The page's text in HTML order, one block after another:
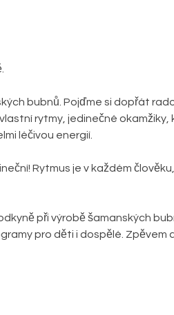
bubnů. Pojďme si dopřát
rytmy, jedinečné okamžiky,
léčivou energií.
Rytmus je v každém
při výrobě šamanských
pro děti i dospělé. Zpěvem